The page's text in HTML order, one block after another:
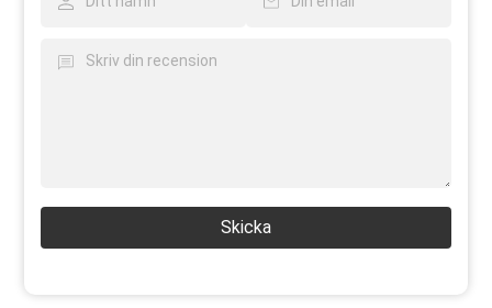
Skicka